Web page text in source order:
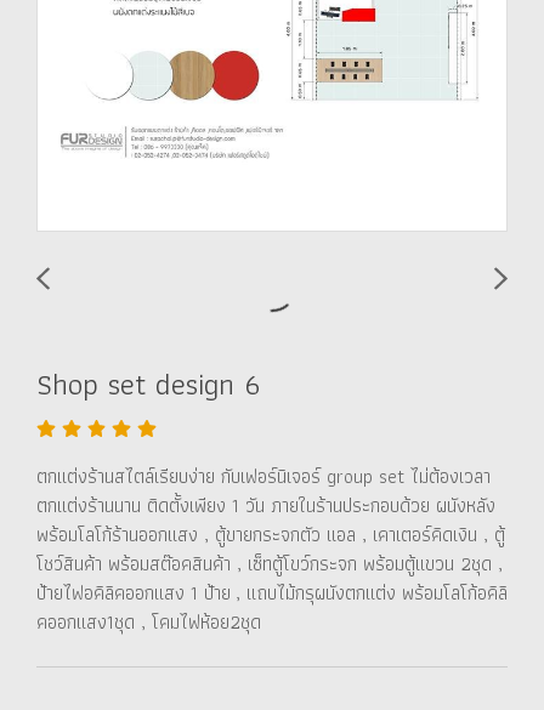
Shop set design 6
ตกแต่งร้านสไตล์เรียบง่าย กับเฟอร์นิเจอร์ group set ไม่ต้องเวลา
ตกแต่งร้านนาน ติดตั้งเพียง 1 วัน ภายในร้านประกอบด้วย ผนังหลัง
พร้อมโลโก้ร้านออกแสง , ตู้ขายกระจกตัว แอล , เคาเตอร์คิดเงิน , ตู้
โชว์สินค้า พร้อมสต๊อคสินค้า , เซ็ทตู้โขว์กระจก พร้อมตู้แขวน 2ชุด ,
ป้ายไฟอคิลิคออกแสง 1 ป้าย , แถบไม้กรุผนังตกแต่ง พร้อมโลโก้อคิลิ
คออกแสง1ชุด , โคมไฟห้อย2ชุด